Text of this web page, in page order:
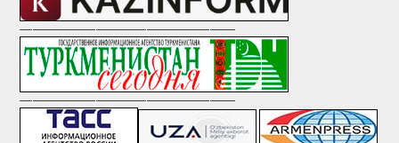
—————————————————
—————————————————